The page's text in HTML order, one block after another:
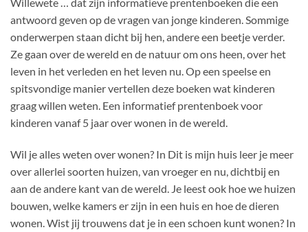
antwoord geven op de vragen van jonge kinderen. Sommige
onderwerpen staan dicht bij hen, andere een beetje verder.
Ze gaan over de wereld en de natuur om ons heen, over het
leven in het verleden en het leven nu. Op een speelse en
spitsvondige manier vertellen deze boeken wat kinderen
graag willen weten. Een informatief prentenboek voor
kinderen vanaf 5 jaar over wonen in de wereld.
Wil je alles weten over wonen? In Dit is mijn huis leer je meer
over allerlei soorten huizen, van vroeger en nu, dichtbij en
aan de andere kant van de wereld. Je leest ook hoe we huizen
bouwen, welke kamers er zijn in een huis en hoe de dieren
wonen. Wist jij trouwens dat je in een schoen kunt wonen? In